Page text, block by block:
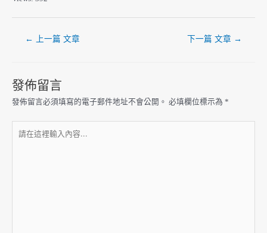
← 上一篇 文章 下一篇 文章 →
發佈留言
發佈留言必須填寫的電子郵件地址不會公開。 必填欄位標示為 *